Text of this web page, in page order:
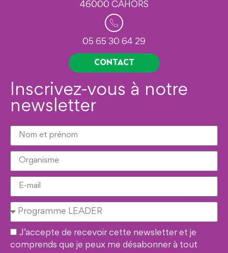
46000 CAHORS
05 65 30 64 29
CONTACT
Inscrivez-vous à notre
newsletter
J’accepte de recevoir cette newsletter et je
comprends que je peux me désabonner à tout